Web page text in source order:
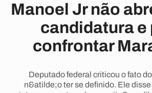
Manoel Jr não
candidatura e
confrontar
Deputado federal criticou o fato
n&atilde;o ter se definido. Ele